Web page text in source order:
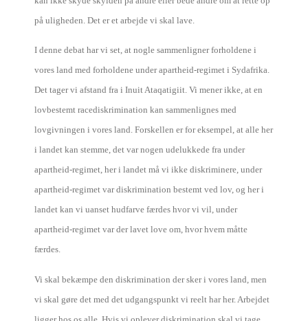
på uligheden. Det er et arbejde vi skal lave.
I denne debat har vi set, at nogle sammenligner forholdene i
vores land med forholdene under apartheid-regimet i Sydafrika.
Det tager vi afstand fra i Inuit Ataqatigiit. Vi mener ikke, at en
lovbestemt racediskrimination kan sammenlignes med
lovgivningen i vores land. Forskellen er for eksempel, at alle her
i landet kan stemme, det var nogen udelukkede fra under
apartheid-regimet, her i landet må vi ikke diskriminere, under
apartheid-regimet var diskrimination bestemt ved lov, og her i
landet kan vi uanset hudfarve færdes hvor vi vil, under
apartheid-regimet var der lavet love om, hvor hvem måtte
færdes.
Vi skal bekæmpe den diskrimination der sker i vores land, men
vi skal gøre det med det udgangspunkt vi reelt har her. Arbejdet